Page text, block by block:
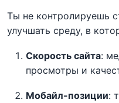
Ты не контролируешь
улучшать среду, в
Скорость сайта:
просмотры и
Мобайл-позиции: